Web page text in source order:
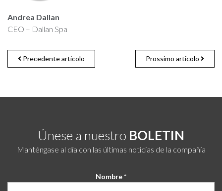
Andrea Dallan
CEO – Dallan Spa
Precedente articolo Prossimo articolo
Únese a nuestro BOLETIN
Manténgase al día con las últimas noticias de la compañía
Nombre *